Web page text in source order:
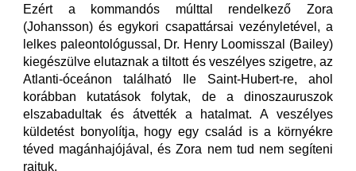
Ezért a kommandós múlttal rendelkező Zora
(Johansson) és egykori csapattársai vezényletével, a
lelkes paleontológussal, Dr. Henry Loomisszal (Bailey)
kiegészülve elutaznak a tiltott és veszélyes szigetre, az
Atlanti-óceánon található Ile Saint-Hubert-re, ahol
korábban kutatások folytak, de a dinoszauruszok
elszabadultak és átvették a hatalmat. A veszélyes
küldetést bonyolítja, hogy egy család is a környékre
téved magánhajójával, és Zora nem tud nem segíteni
rajtuk.